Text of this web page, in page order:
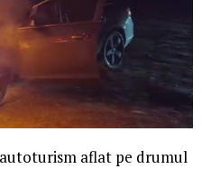
aflat pe drumul